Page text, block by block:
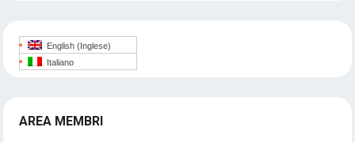
English (Inglese)
Italiano
AREA MEMBRI